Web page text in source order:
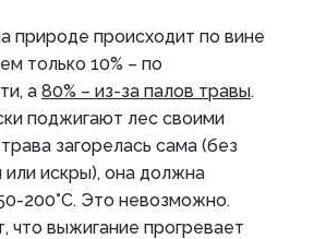
природе происходит по вине
только 10% – по
а 80% – из-за палов травы.
поджигают лес своими
загорелась сама (без
или искры), она должна
200°С. Это невозможно.
что выжигание прогревает